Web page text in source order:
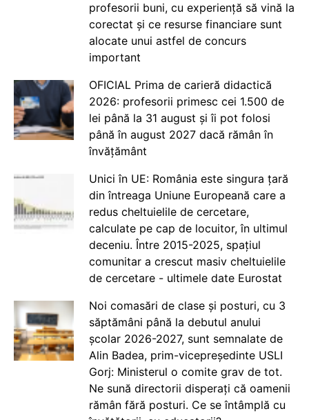
profesorii buni, cu experiență să vină la
corectat și ce resurse financiare sunt
alocate unui astfel de concurs
important
OFICIAL Prima de carieră didactică
2026: profesorii primesc cei 1.500 de
lei până la 31 august și îi pot folosi
până în august 2027 dacă rămân în
învățământ
Unici în UE: România este singura țară
din întreaga Uniune Europeană care a
redus cheltuielile de cercetare,
calculate pe cap de locuitor, în ultimul
deceniu. Între 2015-2025, spațiul
comunitar a crescut masiv cheltuielile
de cercetare - ultimele date Eurostat
Noi comasări de clase și posturi, cu 3
săptămâni până la debutul anului
școlar 2026-2027, sunt semnalate de
Alin Badea, prim-vicepreședinte USLI
Gorj: Ministerul o comite grav de tot.
Ne sună directorii disperați că oamenii
rămân fără posturi. Ce se întâmplă cu